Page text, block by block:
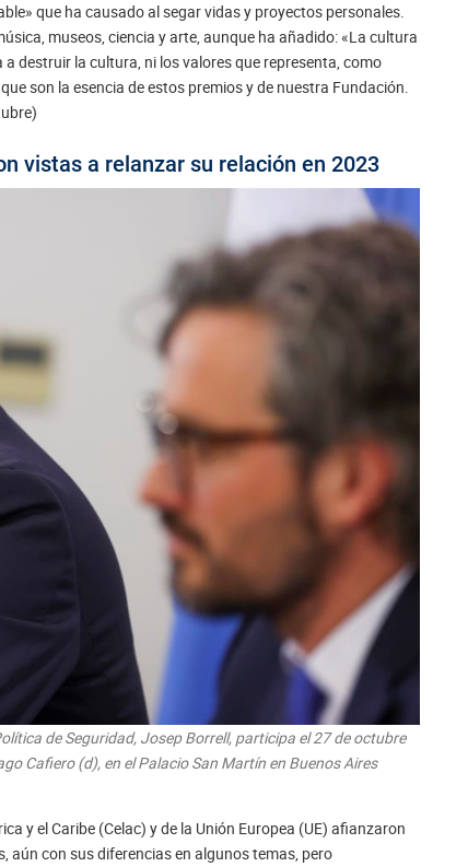
que ha causado al segar vidas y proyectos personales.
museos, ciencia y arte, aunque ha añadido: «La cultura
destruir la cultura, ni los valores que representa, como
son la esencia de estos premios y de nuestra Fundación.
vistas a relanzar su relación en 2023
de Seguridad, Josep Borrell, participa el 27 de octubre
Cafiero (d), en el Palacio San Martín en Buenos Aires
y el Caribe (Celac) y de la Unión Europea (UE) afianzaron
aún con sus diferencias en algunos temas, pero